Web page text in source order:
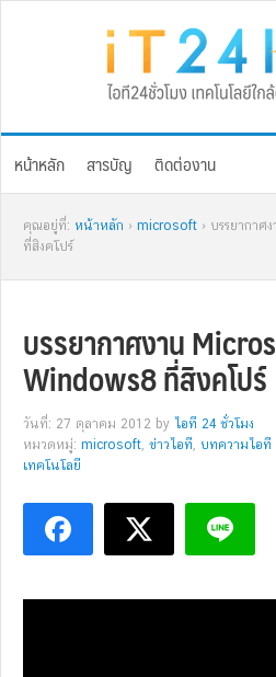
หน้าหลัก สารบัญ ติดต่องาน
คุณอยู่ที่: หน้าหลัก › microsoft › บรรยากา
ที่สิงคโปร์
บรรยากาศงาน
Windows8 ที่สิงคโปร์
วันที่: 27 ตุลาคม 2012 by ไอที 24 ชั่วโมง
หมวดหมู่: microsoft, ข่าวไอที, บทความไอที
เทคโนโลยี